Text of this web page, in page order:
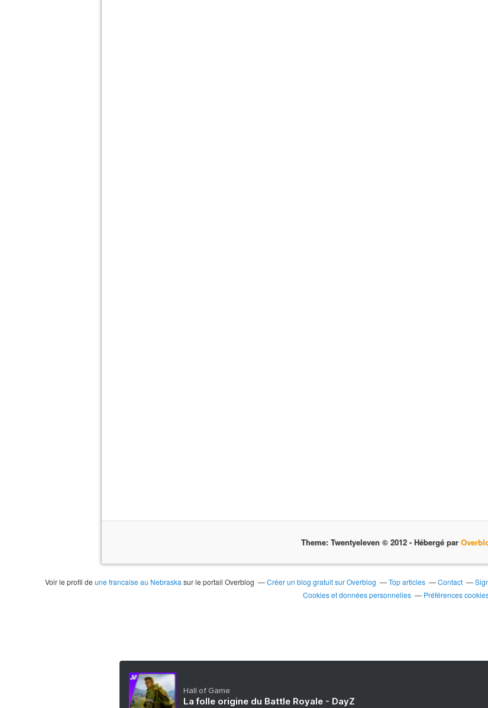
Theme: Twentyeleven © 2012 - Hébergé par
Voir le profil de une francaise au Nebraska sur le portail Overblog Créer un blog gratuit sur Overblog Top articles Contact
Cookies et données personnelles
Préférences
Hall of Game
La folle origine du Battle Royale - DayZ